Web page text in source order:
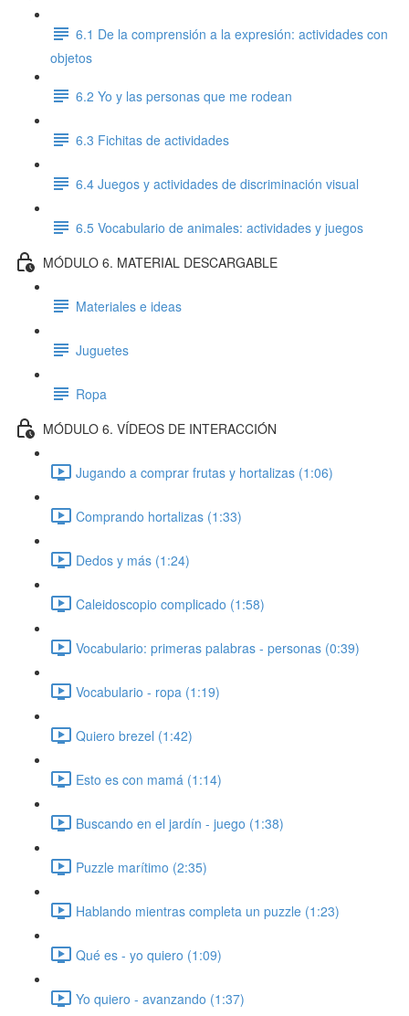
6.1 De la comprensión a la expresión: actividades con
objetos
6.2 Yo y las personas que me rodean
6.3 Fichitas de actividades
6.4 Juegos y actividades de discriminación visual
6.5 Vocabulario de animales: actividades y juegos
MÓDULO 6. MATERIAL DESCARGABLE
Materiales e ideas
Juguetes
Ropa
MÓDULO 6. VÍDEOS DE INTERACCIÓN
Jugando a comprar frutas y hortalizas (1:06)
Comprando hortalizas (1:33)
Dedos y más (1:24)
Caleidoscopio complicado (1:58)
Vocabulario: primeras palabras - personas (0:39)
Vocabulario - ropa (1:19)
Quiero brezel (1:42)
Esto es con mamá (1:14)
Buscando en el jardín - juego (1:38)
Puzzle marítimo (2:35)
Hablando mientras completa un puzzle (1:23)
Qué es - yo quiero (1:09)
Yo quiero - avanzando (1:37)